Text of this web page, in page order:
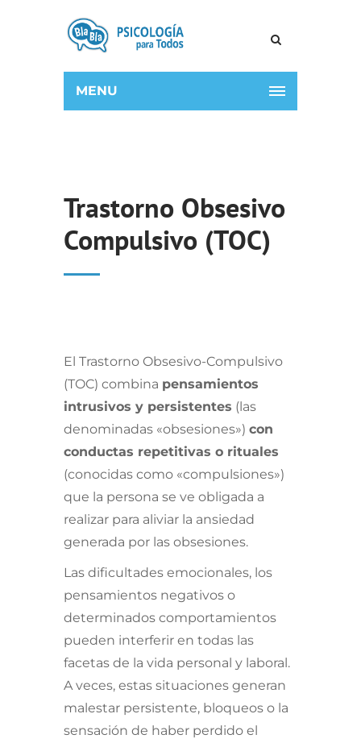
MENU
Trastorno Obsesivo
Compulsivo (TOC)
El Trastorno Obsesivo-Compulsivo
(TOC) combina pensamientos
intrusivos y persistentes (las
denominadas «obsesiones») con
conductas repetitivas o rituales
(conocidas como «compulsiones»)
que la persona se ve obligada a
realizar para aliviar la ansiedad
generada por las obsesiones.
Las dificultades emocionales, los
pensamientos negativos o
determinados comportamientos
pueden interferir en todas las
facetas de la vida personal y laboral.
A veces, estas situaciones generan
malestar persistente, bloqueos o la
sensación de haber perdido el